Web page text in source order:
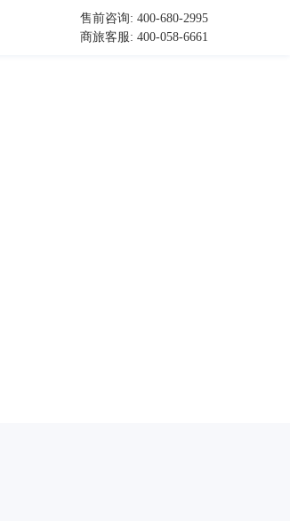
售前咨询: 400-680-2995
商旅客服: 400-058-6661